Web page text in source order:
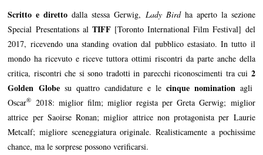
Scritto e direttodalla stessa Gerwig, Lady Birdha aperto la sezione
Special Presentations al TIFF[Toronto International Film Festival] del
2017, ricevendo una standing ovation dal pubblico estasiato. In tutto il
mondo ha ricevuto e riceve tuttora ottimi riscontri da parte anche della
critica, riscontri che si sono tradotti in parecchi riconoscimenti tra cui 2
Golden Globesu quattro candidature e lecinque nomination agli
Oscar® 2018: miglior film; miglior regista per Greta Gerwig; miglior
attrice per Saoirse Ronan; miglior attrice non protagonista per Laurie
Metcalf; migliore sceneggiatura originale. Realisticamente a pochissime
chance, ma le sorprese possono verificarsi.